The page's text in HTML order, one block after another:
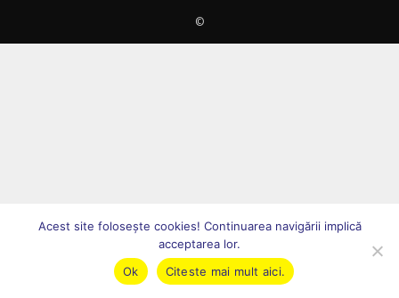
©
Acest site foloseşte cookies! Continuarea navigării implică
acceptarea lor.
Ok
Citeste mai mult aici.